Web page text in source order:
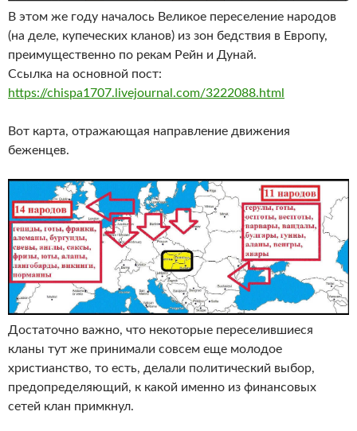
В этом же году началось Великое переселение народов
(на деле, купеческих кланов) из зон бедствия в Европу,
преимущественно по рекам Рейн и Дунай.
Ссылка на основной пост:
https://chispa1707.livejournal.com/3222088.html
Вот карта, отражающая направление движения
беженцев.
Достаточно важно, что некоторые переселившиеся
кланы тут же принимали совсем еще молодое
христианство, то есть, делали политический выбор,
предопределяющий, к какой именно из финансовых
сетей клан примкнул.